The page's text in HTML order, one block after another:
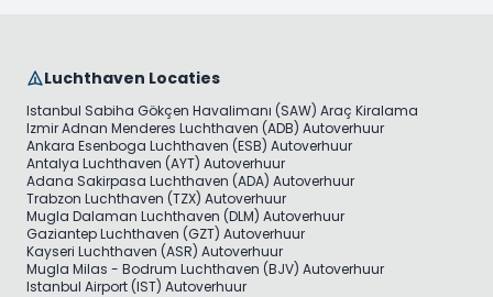
Luchthaven Locaties
Istanbul Sabiha Gökçen Havalimanı (SAW) Araç Kiralama
Izmir Adnan Menderes Luchthaven (ADB) Autoverhuur
Ankara Esenboga Luchthaven (ESB) Autoverhuur
Antalya Luchthaven (AYT) Autoverhuur
Adana Sakirpasa Luchthaven (ADA) Autoverhuur
Trabzon Luchthaven (TZX) Autoverhuur
Mugla Dalaman Luchthaven (DLM) Autoverhuur
Gaziantep Luchthaven (GZT) Autoverhuur
Kayseri Luchthaven (ASR) Autoverhuur
Mugla Milas - Bodrum Luchthaven (BJV) Autoverhuur
Istanbul Airport (IST) Autoverhuur